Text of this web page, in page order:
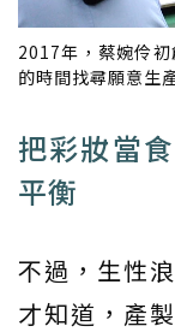
2017年，蔡婉伶
的時間找尋願意生
把彩妝當
平衡
不過，生性
才知道，產